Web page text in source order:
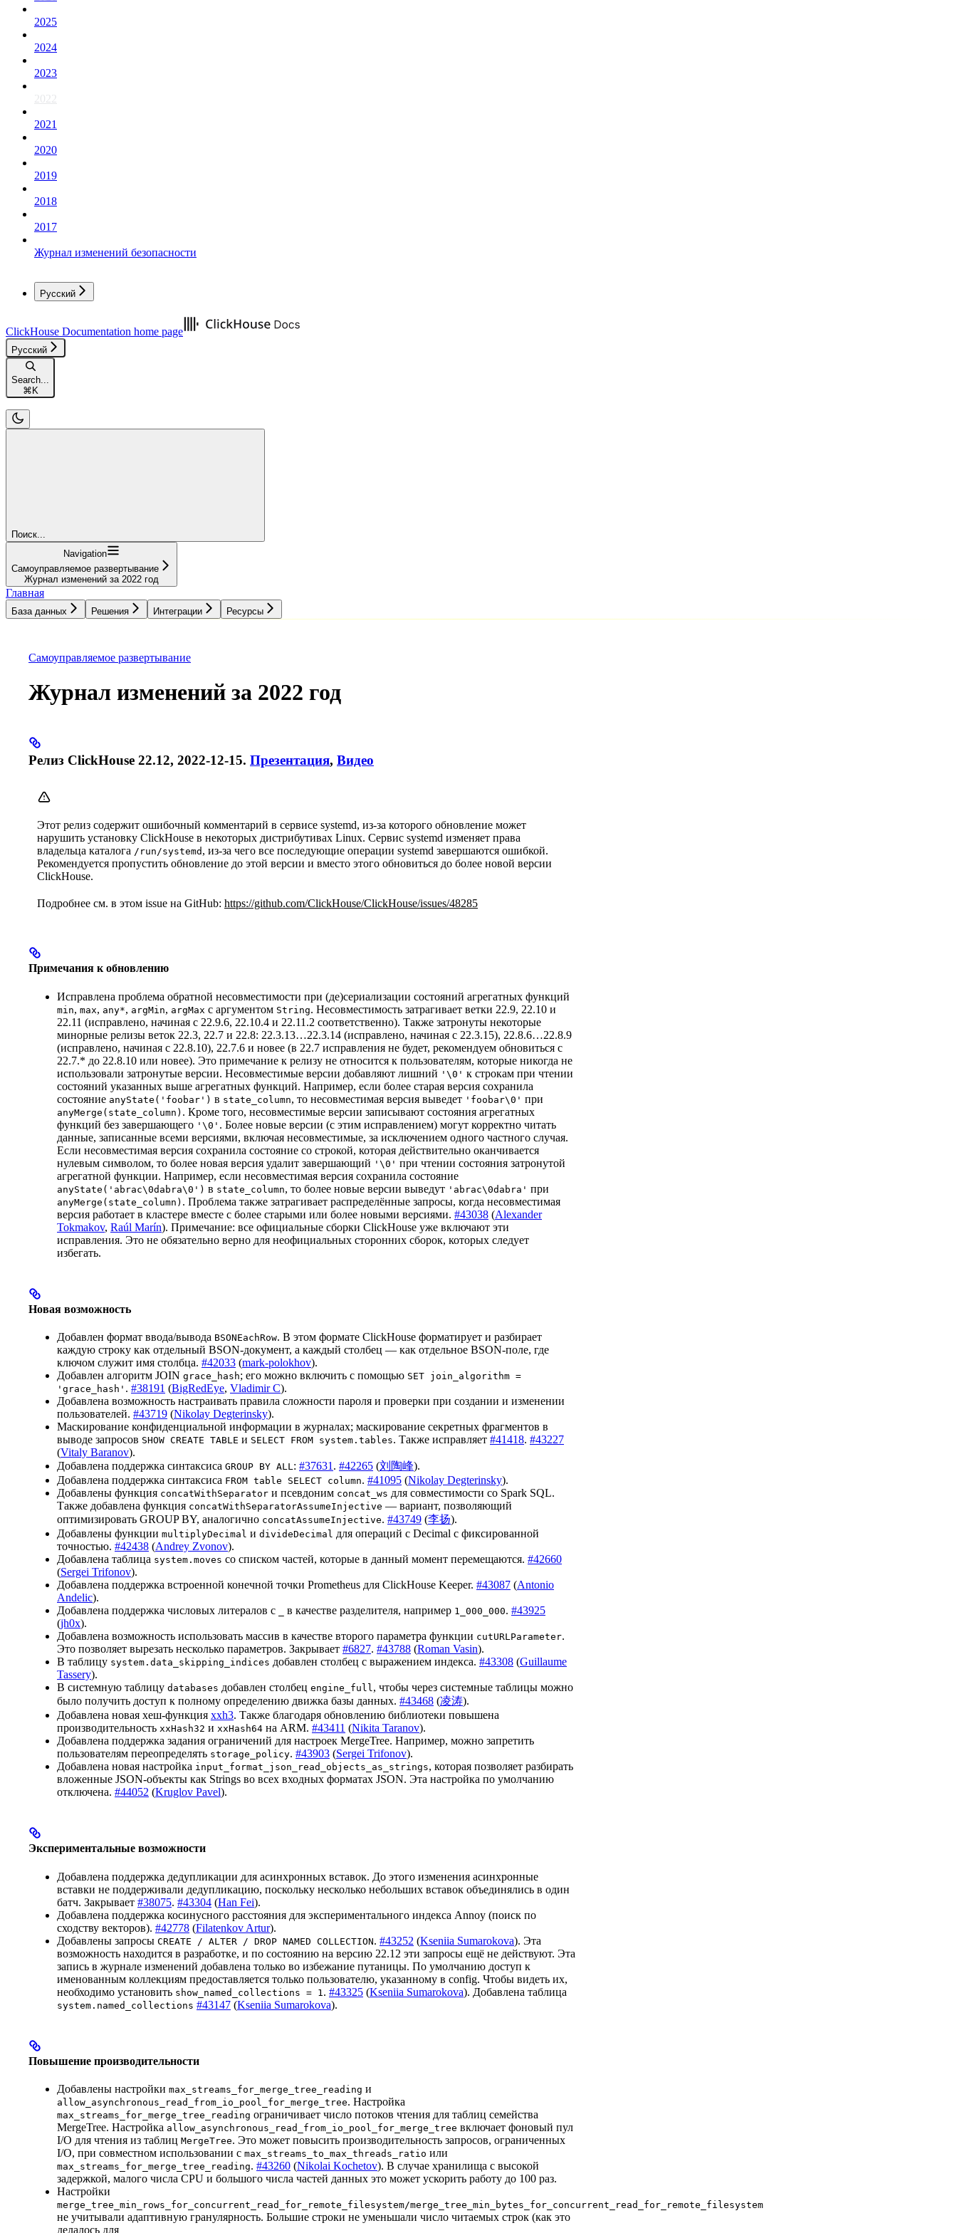
2025
2024
2023
2022
2021
2020
2019
2018
2017
Журнал изменений безопасности
Русский
ClickHouse Documentation home page
Русский
Search...
⌘K
Поиск...
Navigation
Самоуправляемое развертывание
Журнал изменений за 2022 год
Главная
База данных Решения Интеграции Ресурсы
Самоуправляемое развертывание
Журнал изменений за 2022 год
Релиз ClickHouse 22.12, 2022-12-15. Презентация, Видео
Этот релиз содержит ошибочный комментарий в сервисе systemd, из-за которого обновление может
нарушить установку ClickHouse в некоторых дистрибутивах Linux. Сервис systemd изменяет права
владельца каталога /run/systemd , из-за чего все последующие операции systemd завершаются ошибкой.
Рекомендуется пропустить обновление до этой версии и вместо этого обновиться до более новой версии
ClickHouse.
Подробнее см. в этом issue на GitHub: https://github.com/ClickHouse/ClickHouse/issues/48285
Примечания к обновлению
Исправлена проблема обратной несовместимости при (де)сериализации состояний агрегатных функций
min, max, any*, argMin, argMax с аргументом String. Несовместимость затрагивает ветки 22.9, 22.10 и
22.11 (исправлено, начиная с 22.9.6, 22.10.4 и 22.11.2 соответственно). Также затронуты некоторые
минорные релизы веток 22.3, 22.7 и 22.8: 22.3.13…22.3.14 (исправлено, начиная с 22.3.15), 22.8.6…22.8.9
(исправлено, начиная с 22.8.10), 22.7.6 и новее (в 22.7 исправления не будет, рекомендуем обновиться с
22.7.* до 22.8.10 или новее). Это примечание к релизу не относится к пользователям, которые никогда не
использовали затронутые версии. Несовместимые версии добавляют лишний '\0' к строкам при чтении
состояний указанных выше агрегатных функций. Например, если более старая версия сохранила
состояние anyState('foobar') в state_column, то несовместимая версия выведет 'foobar\0' при
anyMerge(state_column) . Кроме того, несовместимые версии записывают состояния агрегатных
функций без завершающего '\0' . Более новые версии (с этим исправлением) могут корректно читать
данные, записанные всеми версиями, включая несовместимые, за исключением одного частного случая.
Если несовместимая версия сохранила состояние со строкой, которая действительно оканчивается
нулевым символом, то более новая версия удалит завершающий '\0' при чтении состояния затронутой
агрегатной функции. Например, если несовместимая версия сохранила состояние
anyState('abrac\0dabra\0') в state_column, то более новые версии выведут 'abrac\0dabra' при
anyMerge(state_column) . Проблема также затрагивает распределённые запросы, когда несовместимая
версия работает в кластере вместе с более старыми или более новыми версиями. #43038 (Alexander
Tokmakov, Raúl Marín). Примечание: все официальные сборки ClickHouse уже включают эти
исправления. Это не обязательно верно для неофициальных сторонних сборок, которых следует
избегать.
Новая возможность
Добавлен формат ввода/вывода BSONEachRow. В этом формате ClickHouse форматирует и разбирает
каждую строку как отдельный BSON-документ, а каждый столбец — как отдельное BSON-поле, где
ключом служит имя столбца. #42033 (mark-polokhov).
Добавлен алгоритм JOIN grace_hash; его можно включить с помощью SET join_algorithm =
'grace_hash' . #38191 (BigRedEye, Vladimir C).
Добавлена возможность настраивать правила сложности пароля и проверки при создании и изменении
пользователей. #43719 (Nikolay Degterinsky).
Маскирование конфиденциальной информации в журналах; маскирование секретных фрагментов в
выводе запросов SHOW CREATE TABLE и SELECT FROM system.tables. Также исправляет #41418. #43227
(Vitaly Baranov).
Добавлена поддержка синтаксиса GROUP BY ALL: #37631 . #42265 (刘陶峰).
Добавлена поддержка синтаксиса FROM table SELECT column. #41095 (Nikolay Degterinsky).
Добавлены функция concatWithSeparator и псевдоним concat_ws для совместимости со Spark SQL.
Также добавлена функция concatWithSeparatorAssumeInjective — вариант, позволяющий
оптимизировать GROUP BY, аналогично concatAssumeInjective. #43749 (李扬).
Добавлены функции multiplyDecimal и divideDecimal для операций с Decimal с фиксированной
точностью. #42438 (Andrey Zvonov).
Добавлена таблица system.moves со списком частей, которые в данный момент перемещаются. #42660
(Sergei Trifonov).
Добавлена поддержка встроенной конечной точки Prometheus для ClickHouse Keeper. #43087 (Antonio
Andelic).
Добавлена поддержка числовых литералов с
в качестве разделителя, например 1_000_000. #43925
(jh0x).
Добавлена возможность использовать массив в качестве второго параметра функции cutURLParameter.
Это позволяет вырезать несколько параметров. Закрывает #6827. #43788 (Roman Vasin).
В таблицу system.data_skipping_indices добавлен столбец с выражением индекса. #43308 (Guillaume
Tassery).
В системную таблицу databases добавлен столбец engine_full, чтобы через системные таблицы можно
было получить доступ к полному определению движка базы данных. #43468 (凌涛).
Добавлена новая хеш-функция xxh3. Также благодаря обновлению библиотеки повышена
производительность xxHash32 и xxHash64 на ARM. #43411 (Nikita Taranov).
Добавлена поддержка задания ограничений для настроек MergeTree. Например, можно запретить
пользователям переопределять storage_policy. #43903 (Sergei Trifonov).
Добавлена новая настройка input_format_json_read_objects_as_strings, которая позволяет разбирать
вложенные JSON-объекты как Strings во всех входных форматах JSON. Эта настройка по умолчанию
отключена. #44052 (Kruglov Pavel).
Экспериментальные возможности
Добавлена поддержка дедупликации для асинхронных вставок. До этого изменения асинхронные
вставки не поддерживали дедупликацию, поскольку несколько небольших вставок объединялись в один
батч. Закрывает #38075. #43304 (Han Fei).
Добавлена поддержка косинусного расстояния для экспериментального индекса Annoy (поиск по
сходству векторов). #42778 (Filatenkov Artur).
Добавлены запросы CREATE / ALTER / DROP NAMED COLLECTION. #43252 (Kseniia Sumarokova). Эта
возможность находится в разработке, и по состоянию на версию 22.12 эти запросы ещё не действуют. Эта
запись в журнале изменений добавлена только во избежание путаницы. По умолчанию доступ к
именованным коллекциям предоставляется только пользователю, указанному в config. Чтобы видеть их,
необходимо установить show_named_collections = 1 . #43325 (Kseniia Sumarokova). Добавлена таблица
system.named_collections #43147 (Kseniia Sumarokova).
Повышение производительности
Добавлены настройки max_streams_for_merge_tree_reading и
allow_asynchronous_read_from_io_pool_for_merge_tree. Настройка
max_streams_for_merge_tree_reading ограничивает число потоков чтения для таблиц семейства
MergeTree. Настройка allow_asynchronous_read_from_io_pool_for_merge_tree включает фоновый пул
I/O для чтения из таблиц MergeTree. Это может повысить производительность запросов, ограниченных
I/O, при совместном использовании с max_streams_to_max_threads_ratio или
max_streams_for_merge_tree_reading. #43260 (Nikolai Kochetov). В случае хранилища с высокой
задержкой, малого числа CPU и большого числа частей данных это может ускорить работу до 100 раз.
Настройки
merge_tree_min_rows_for_concurrent_read_for_remote_filesystem/merge_tree_min_bytes_for_concurrent_read_for_remote_filesystem
не учитывали адаптивную гранулярность. Большие строки не уменьшали число читаемых строк (как это
делалось для